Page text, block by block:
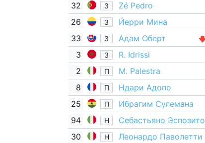
32 З Zé Pedro
26 З Йерри Мина
33 З Адам Оберт
3 З R. Idrissi
2 П M. Palestra
8 П Ндари Адопо
25 П Ибрагим Сулемана
94 Н Себастьяно Эспозито
30 Н Леонардо Паволетти